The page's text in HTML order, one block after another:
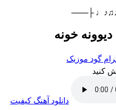
────┤
خونه
گود موزیک
کنید
دانلود آهنگ کیفیت